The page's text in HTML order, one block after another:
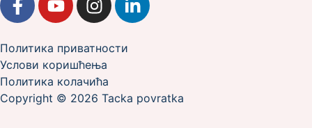
Политика приватности
Услови коришћења
Политика колачића
Copyright © 2026 Tacka povratka